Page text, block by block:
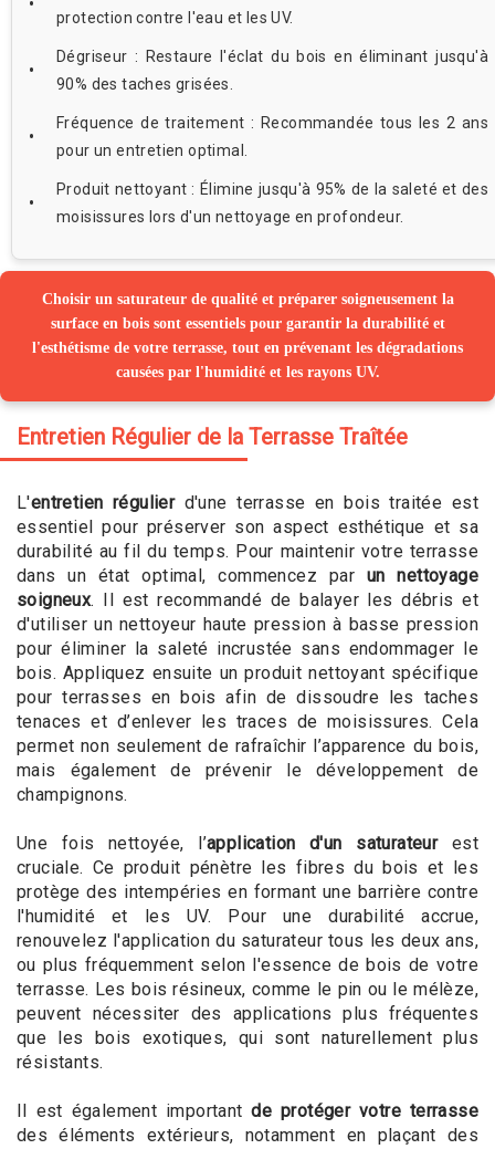
protection contre l'eau et les UV.
Dégriseur : Restaure l'éclat du bois en éliminant jusqu'à
90% des taches grisées.
Fréquence de traitement : Recommandée tous les 2 ans
pour un entretien optimal.
Produit nettoyant : Élimine jusqu'à 95% de la saleté et des
moisissures lors d'un nettoyage en profondeur.
Choisir un saturateur de qualité et préparer soigneusement la
surface en bois sont essentiels pour garantir la durabilité et
l'esthétisme de votre terrasse, tout en prévenant les dégradations
causées par l'humidité et les rayons UV.
Entretien Régulier de la Terrasse Traîtée
L'entretien régulierd'une terrasse en bois traitée est
essentiel pour préserver son aspect esthétique et sa
durabilité au fil du temps. Pour maintenir votre terrasse
dans un état optimal, commencez par un nettoyage
soigneux. Il est recommandé de balayer les débris et
d'utiliser un nettoyeur haute pression à basse pression
pour éliminer la saleté incrustée sans endommager le
bois. Appliquez ensuite un produit nettoyant spécifique
pour terrasses en bois afin de dissoudre les taches
tenaces et d’enlever les traces de moisissures. Cela
permet non seulement de rafraîchir l’apparence du bois,
mais également de prévenir le développement de
champignons.
Une fois nettoyée, l’application d'un saturateurest
cruciale. Ce produit pénètre les fibres du bois et les
protège des intempéries en formant une barrière contre
l'humidité et les UV. Pour une durabilité accrue,
renouvelez l'application du saturateur tous les deux ans,
ou plus fréquemment selon l'essence de bois de votre
terrasse. Les bois résineux, comme le pin ou le mélèze,
peuvent nécessiter des applications plus fréquentes
que les bois exotiques, qui sont naturellement plus
résistants.
Il est également importantde protéger votre terrasse
des éléments extérieurs, notamment en plaçant des